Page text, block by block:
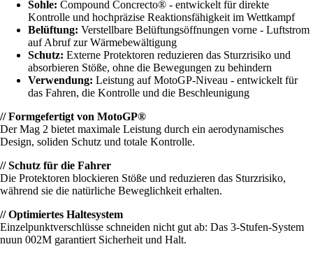
Sohle: Compound Concrecto® - entwickelt für direkte
Kontrolle und hochpräzise Reaktionsfähigkeit im Wettkampf
Belüftung: Verstellbare Belüftungsöffnungen vorne - Luftstrom
auf Abruf zur Wärmebewältigung
Schutz: Externe Protektoren reduzieren das Sturzrisiko und
absorbieren Stöße, ohne die Bewegungen zu behindern
Verwendung: Leistung auf MotoGP-Niveau - entwickelt für
das Fahren, die Kontrolle und die Beschleunigung
// Formgefertigt von MotoGP®
Der Mag 2 bietet maximale Leistung durch ein aerodynamisches
Design, soliden Schutz und totale Kontrolle.
// Schutz für die Fahrer
Die Protektoren blockieren Stöße und reduzieren das Sturzrisiko,
während sie die natürliche Beweglichkeit erhalten.
// Optimiertes Haltesystem
Einzelpunktverschlüsse schneiden nicht gut ab: Das 3-Stufen-System
nuun 002M garantiert Sicherheit und Halt.